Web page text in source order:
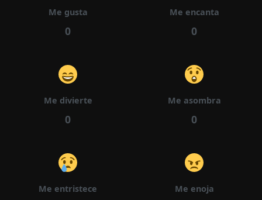
Capítulo 51
25/03/2026
Me gusta
0
Me encanta
0
Me divierte
0
Me asombra
0
Me entristece Me enoja